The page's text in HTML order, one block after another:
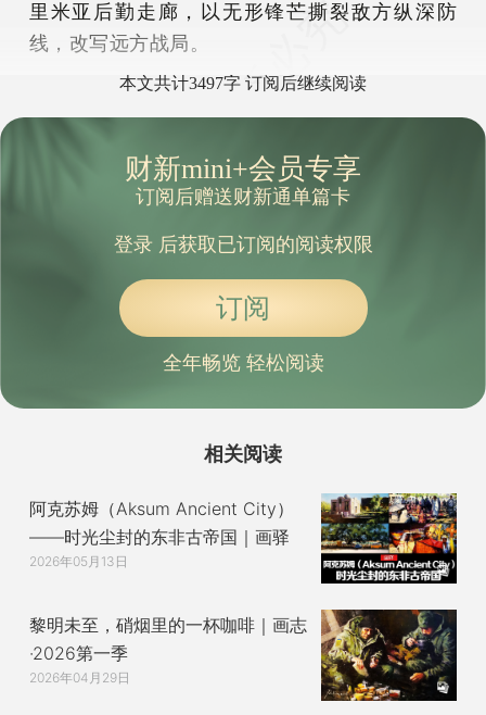
里米亚后勤走廊，以无形锋芒撕裂敌方纵深防
线，改写远方战局。
本文共计3497字 订阅后继续阅读
财新mini+会员专享
订阅后赠送财新通单篇卡
登录后获取已订阅的阅读权限
订阅
全年畅览 轻松阅读
相关阅读
阿克苏姆（Aksum Ancient City）
——时光尘封的东非古帝国｜画驿
2026年05月13日
黎明未至，硝烟里的一杯咖啡｜画志
·2026第一季
2026年04月29日